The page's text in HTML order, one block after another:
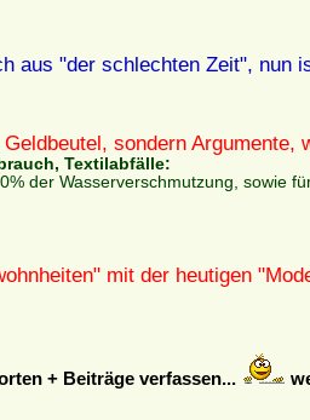
aus "der schlechten Zeit", nun
sondern Argumente,
Textilabfälle:
der Wasserverschmutzung, sowie
mit der heutigen
+ Beiträge verfassen...